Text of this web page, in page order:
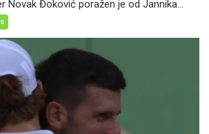
Novak Đoković poražen je od Jannika...